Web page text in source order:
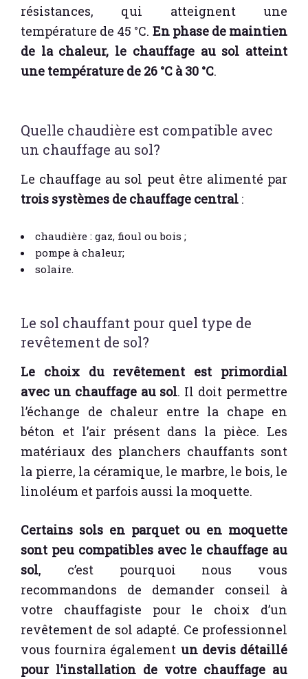
résistances, qui atteignent une
température de 45 °C. En phase de maintien
de la chaleur, le chauffage au sol atteint
une température de 26 °C à 30 °C.
Quelle chaudière est compatible avec
un chauffage au sol?
Le chauffage au sol peut être alimenté par
trois systèmes de chauffage central :
chaudière : gaz, fioul ou bois ;
pompe à chaleur;
solaire.
Le sol chauffant pour quel type de
revêtement de sol?
Le choix du revêtement est primordial
avec un chauffage au sol. Il doit permettre
l’échange de chaleur entre la chape en
béton et l’air présent dans la pièce. Les
matériaux des planchers chauffants sont
la pierre, la céramique, le marbre, le bois, le
linoléum et parfois aussi la moquette.
Certains sols en parquet ou en moquette
sont peu compatibles avec le chauffage au
sol, c’est pourquoi nous vous
recommandons de demander conseil à
votre chauffagiste pour le choix d’un
revêtement de sol adapté. Ce professionnel
vous fournira également un devis détaillé
pour l’installation de votre chauffage au